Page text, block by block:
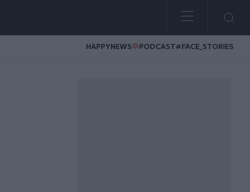
HAPPYNEWS PODCAST#FACE_STORIES